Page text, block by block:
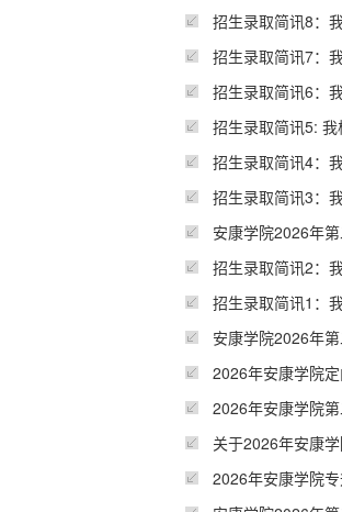
招生录取简讯8：
招生录取简讯7：
招生录取简讯6：
招生录取简讯5:
招生录取简讯4：
招生录取简讯3：
安康学院2026年
招生录取简讯2：
招生录取简讯1：
安康学院2026年
2026年安康学院
2026年安康学院
关于2026年安康
2026年安康学院